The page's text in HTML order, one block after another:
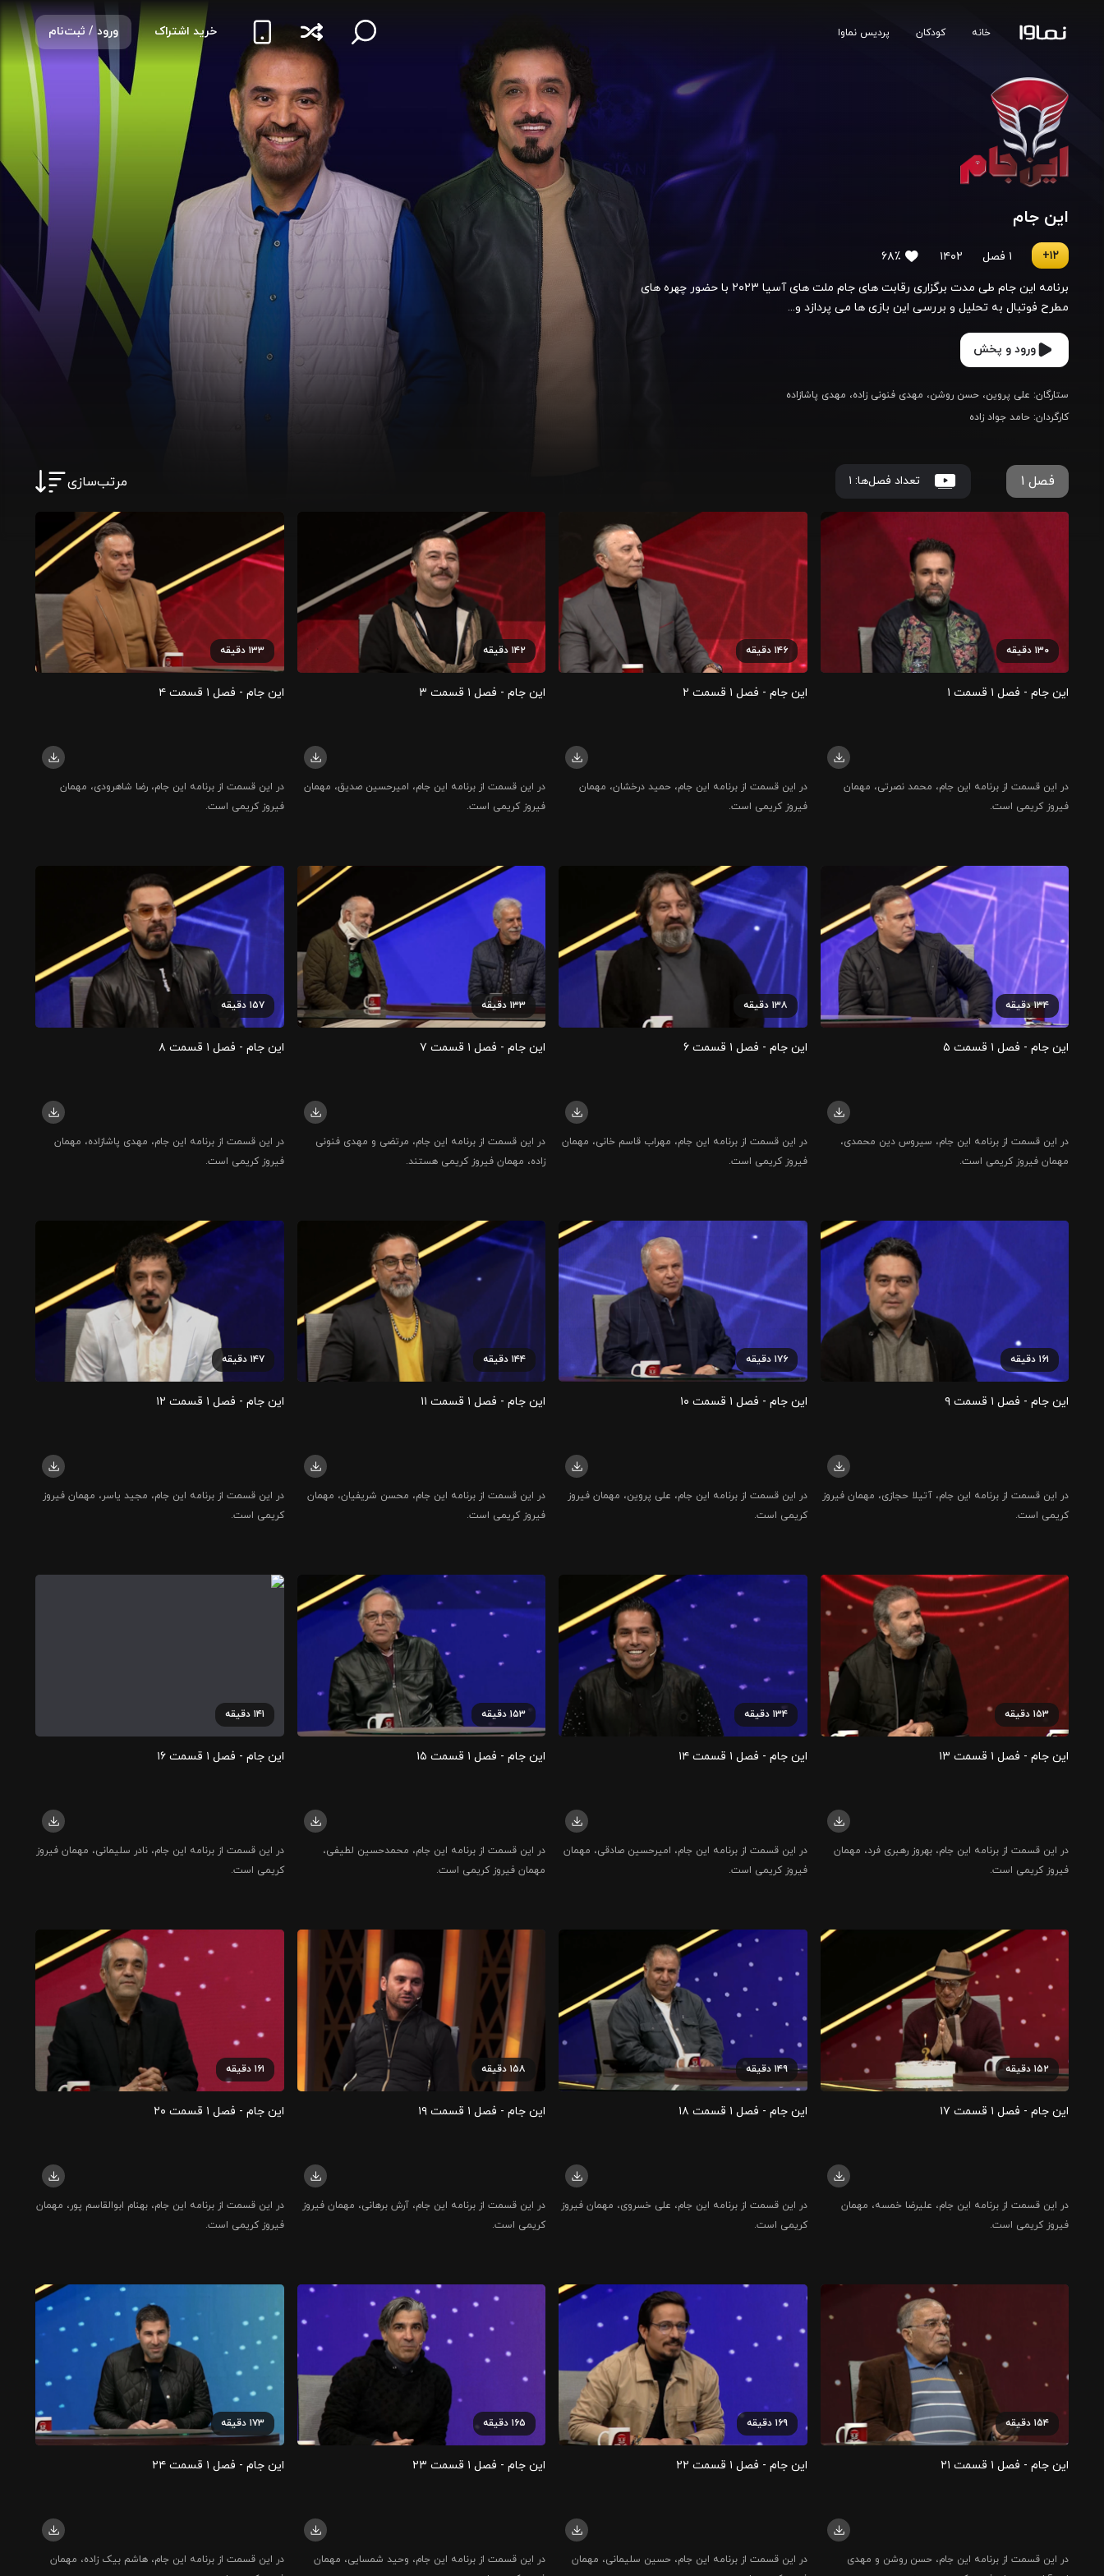
خانه کودکان پردیس نماوا ورود / ثبت‌نام خرید اشتراک
این جام
۱۲+ ۱ فصل ۱۴۰۲ ۶۸٪
برنامه این جام طی مدت برگزاری رقابت های جام ملت های آسیا ۲۰۲۳ با حضور چهره های
مطرح فوتبال به تحلیل و بررسی این بازی ها می پردازد و...
ورود و پخش
ستارگان: علی پروین حسن روشن مهدی فنونی زاده
مهدی پاشازاده
کارگردان: حامد جواد زاده
فصل ۱ تعداد فصل‌ها: ۱ مرتب‌سازی
۱۳۰ دقیقه
این جام - فصل ۱ قسمت ۱
در این قسمت از برنامه این جام، محمد نصرتی، مهمان
فیروز کریمی است.
۱۴۶ دقیقه
این جام - فصل ۱ قسمت ۲
در این قسمت از برنامه این جام، حمید درخشان، مهمان
فیروز کریمی است.
۱۴۲ دقیقه
این جام - فصل ۱ قسمت ۳
در این قسمت از برنامه این جام، امیرحسین صدیق، مهمان
فیروز کریمی است.
۱۳۳ دقیقه
این جام - فصل ۱ قسمت ۴
در این قسمت از برنامه این جام، رضا شاهرودی، مهمان
فیروز کریمی است.
۱۳۴ دقیقه
این جام - فصل ۱ قسمت ۵
در این قسمت از برنامه این جام، سیروس دین محمدی،
مهمان فیروز کریمی است.
۱۳۸ دقیقه
این جام - فصل ۱ قسمت ۶
در این قسمت از برنامه این جام، مهراب قاسم خانی، مهمان
فیروز کریمی است.
۱۳۳ دقیقه
این جام - فصل ۱ قسمت ۷
در این قسمت از برنامه این جام، مرتضی و مهدی فنونی
زاده، مهمان فیروز کریمی هستند.
۱۵۷ دقیقه
این جام - فصل ۱ قسمت ۸
در این قسمت از برنامه این جام، مهدی پاشازاده، مهمان
فیروز کریمی است.
۱۶۱ دقیقه
این جام - فصل ۱ قسمت ۹
در این قسمت از برنامه این جام، آتیلا حجازی، مهمان فیروز
کریمی است.
۱۷۶ دقیقه
این جام - فصل ۱ قسمت ۱۰
در این قسمت از برنامه این جام، علی پروین، مهمان فیروز
کریمی است.
۱۴۴ دقیقه
این جام - فصل ۱ قسمت ۱۱
در این قسمت از برنامه این جام، محسن شریفیان، مهمان
فیروز کریمی است.
۱۴۷ دقیقه
این جام - فصل ۱ قسمت ۱۲
در این قسمت از برنامه این جام، مجید یاسر، مهمان فیروز
کریمی است.
۱۵۳ دقیقه
این جام - فصل ۱ قسمت ۱۳
در این قسمت از برنامه این جام، بهروز رهبری فرد، مهمان
فیروز کریمی است.
۱۳۴ دقیقه
این جام - فصل ۱ قسمت ۱۴
در این قسمت از برنامه این جام، امیرحسین صادقی، مهمان
فیروز کریمی است.
۱۵۳ دقیقه
این جام - فصل ۱ قسمت ۱۵
در این قسمت از برنامه این جام، محمدحسین لطیفی،
مهمان فیروز کریمی است.
۱۴۱ دقیقه
این جام - فصل ۱ قسمت ۱۶
در این قسمت از برنامه این جام، نادر سلیمانی، مهمان فیروز
کریمی است.
۱۵۲ دقیقه
این جام - فصل ۱ قسمت ۱۷
در این قسمت از برنامه این جام، علیرضا خمسه، مهمان
فیروز کریمی است.
۱۴۹ دقیقه
این جام - فصل ۱ قسمت ۱۸
در این قسمت از برنامه این جام، علی خسروی، مهمان فیروز
کریمی است.
۱۵۸ دقیقه
این جام - فصل ۱ قسمت ۱۹
در این قسمت از برنامه این جام، آرش برهانی، مهمان فیروز
کریمی است.
۱۶۱ دقیقه
این جام - فصل ۱ قسمت ۲۰
در این قسمت از برنامه این جام، بهنام ابوالقاسم پور، مهمان
فیروز کریمی است.
۱۵۴ دقیقه
این جام - فصل ۱ قسمت ۲۱
در این قسمت از برنامه این جام، حسن روشن و مهدی
۱۶۹ دقیقه
این جام - فصل ۱ قسمت ۲۲
در این قسمت از برنامه این جام، حسین سلیمانی، مهمان
۱۶۵ دقیقه
این جام - فصل ۱ قسمت ۲۳
در این قسمت از برنامه این جام، وحید شمسایی، مهمان
۱۷۳ دقیقه
این جام - فصل ۱ قسمت ۲۴
در این قسمت از برنامه این جام، هاشم بیک زاده، مهمان